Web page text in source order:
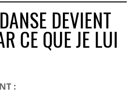
DEVIENT
CE QUE JE LUI
: